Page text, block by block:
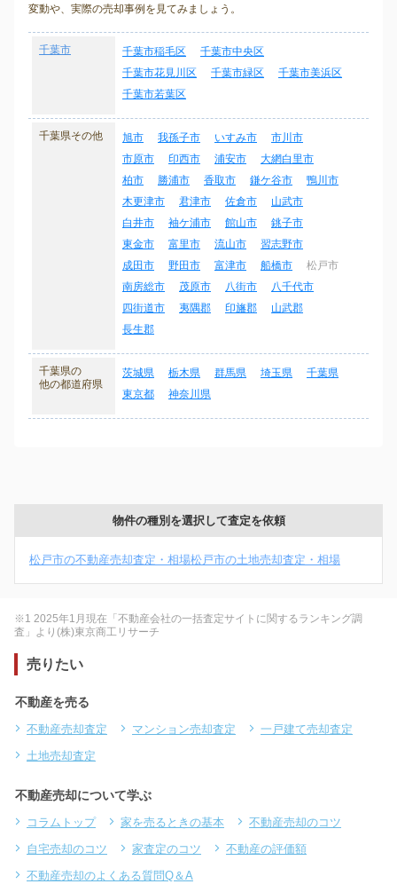
変動や、実際の売却事例を見てみましょう。
千葉市 千葉市稲毛区
千葉市中央区
千葉市花見川区
千葉市緑区
千葉市美浜区
千葉市若葉区
千葉県その他 旭市 我孫子市 いすみ市
市川市
市原市
印西市 浦安市
大網白里市
柏市
勝浦市 香取市 鎌ケ谷市
鴨川市
木更津市
君津市 佐倉市
山武市
白井市
袖ケ浦市 館山市
銚子市
東金市
富里市 流山市
習志野市
成田市
野田市 富津市 船橋市
松戸市
南房総市
茂原市 八街市
八千代市
四街道市
夷隅郡 印旛郡
山武郡
長生郡
千葉県の
他の都道府県
茨城県 栃木県 群馬県 埼玉県
千葉県
東京都
神奈川県
物件の種別を選択して査定を依頼
松戸市の不動産売却査定・相場松戸市の土地売却査定・相場
※1 2025年1月現在「不動産会社の一括査定サイトに関するランキング調
査」より(株)東京商工リサーチ
売りたい
不動産を売る
不動産売却査定 マンション売却査定
一戸建て売却査定
土地売却査定
不動産売却について学ぶ
コラムトップ 家を売るときの基本
不動産売却のコツ
自宅売却のコツ
家査定のコツ
不動産の評価額
不動産売却のよくある質問Q＆A